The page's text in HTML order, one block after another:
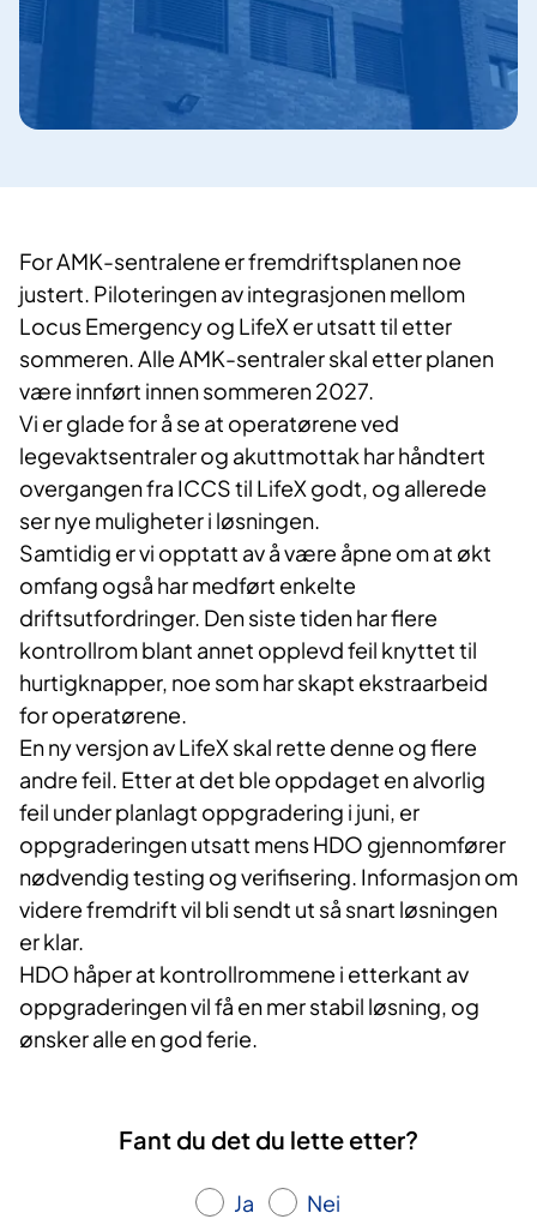
For AMK-sentralene er fremdriftsplanen noe
justert. Piloteringen av integrasjonen mellom
Locus Emergency og LifeX er utsatt til etter
sommeren. Alle AMK-sentraler skal etter planen
være innført innen sommeren 2027.
Vi er glade for å se at operatørene ved
legevaktsentraler og akuttmottak har håndtert
overgangen fra ICCS til LifeX godt, og allerede
ser nye muligheter i løsningen.
Samtidig er vi opptatt av å være åpne om at økt
omfang også har medført enkelte
driftsutfordringer. Den siste tiden har flere
kontrollrom blant annet opplevd feil knyttet til
hurtigknapper, noe som har skapt ekstraarbeid
for operatørene.
En ny versjon av LifeX skal rette denne og flere
andre feil. Etter at det ble oppdaget en alvorlig
feil under planlagt oppgradering i juni, er
oppgraderingen utsatt mens HDO gjennomfører
nødvendig testing og verifisering. Informasjon om
videre fremdrift vil bli sendt ut så snart løsningen
er klar.
HDO håper at kontrollrommene i etterkant av
oppgraderingen vil få en mer stabil løsning, og
ønsker alle en god ferie.
Fant du det du lette etter?
Ja Nei